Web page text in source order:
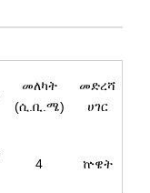
መለካት
(ሲ.ቢ.ሜ)
መድረሻ
ሀገር
4 ኵዌት